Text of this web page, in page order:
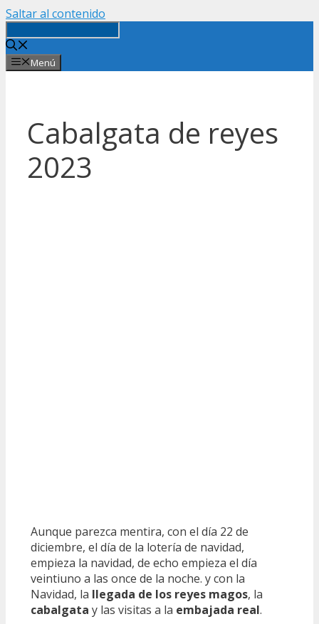
Saltar al contenido
Menú
Cabalgata de reyes
2023
Aunque parezca mentira, con el día 22 de
diciembre, el día de la lotería de navidad,
empieza la navidad, de echo empieza el día
veintiuno a las once de la noche. y con la
Navidad, la llegada de los reyes magos, la
cabalgata y las visitas a la embajada real.